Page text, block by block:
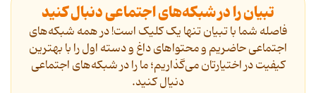
تبیان را در شبکه‌های اجتماعی دنبال کنید
فاصله شما با تبیان تنها یک کلیک است! در همه شبکه‌های
اجتماعی حاضریم و محتواهای داغ و دسته اول را با بهترین
کیفیت در اختیارتان می‌گذاریم؛ ما را در شبکه‌های اجتماعی
دنیال کنید.